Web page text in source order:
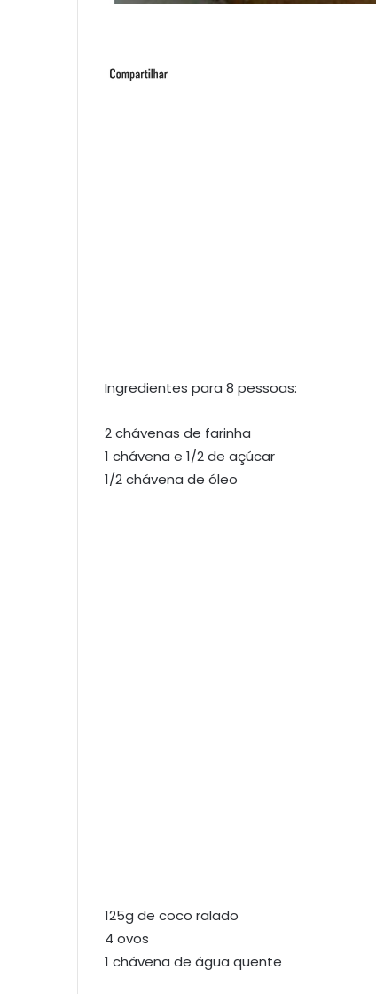
Ingredientes para 8 pessoas:
2 chávenas de farinha
1 chávena e 1/2 de açúcar
1/2 chávena de óleo
125g de coco ralado
4 ovos
1 chávena de água quente